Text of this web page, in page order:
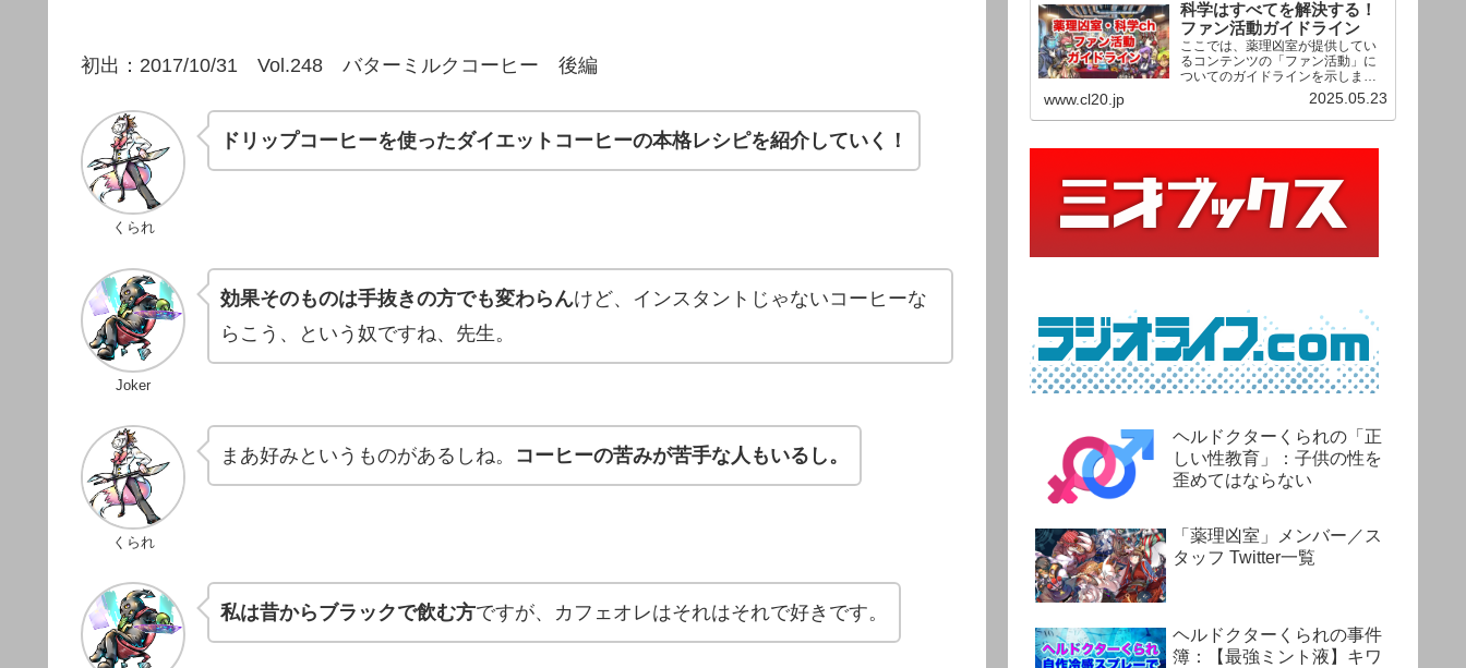
初出：2017/10/31 Vol.248 バターミルクコーヒー 後編
くられ
ドリップコーヒーを使ったダイエットコーヒーの本格レシピを紹介していく！
Joker
効果そのものは手抜きの方でも変わらんけど、インスタントじゃないコーヒーな
らこう、という奴ですね、先生。
くられ
まあ好みというものがあるしね。 コーヒーの苦みが苦手な人もいるし。
私は昔からブラックで飲む方ですが、カフェオレはそれはそれで好きです。
科学はすべてを解決する！
ファン活動ガイドライン
ここでは、薬理凶室が提供してい
るコンテンツの「ファン活動」に
ついてのガイドラインを示しま
す。ご利用の場合は当ガイドライ
ンを遵守して頂けますよう、よろ
しくお願い申し上げます。
www.cl20.jp 2025.05.23
ヘルドクターくられの「正
しい性教育」：子供の性を
歪めてはならない
「薬理凶室」メンバー／ス
タッフ Twitter一覧
ヘルドクターくられの事件
簿：【最強ミント液】キワ